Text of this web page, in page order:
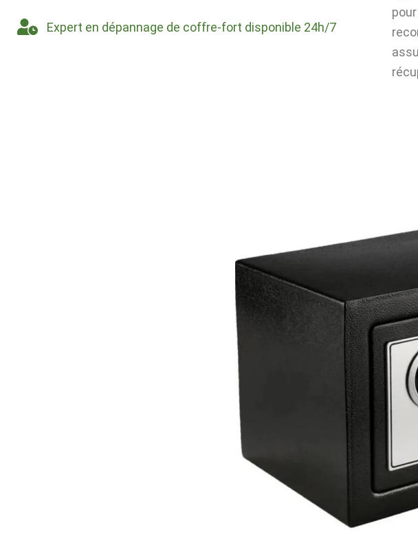
Expert en dépannage de coffre-fort disponible 24h/7
pour